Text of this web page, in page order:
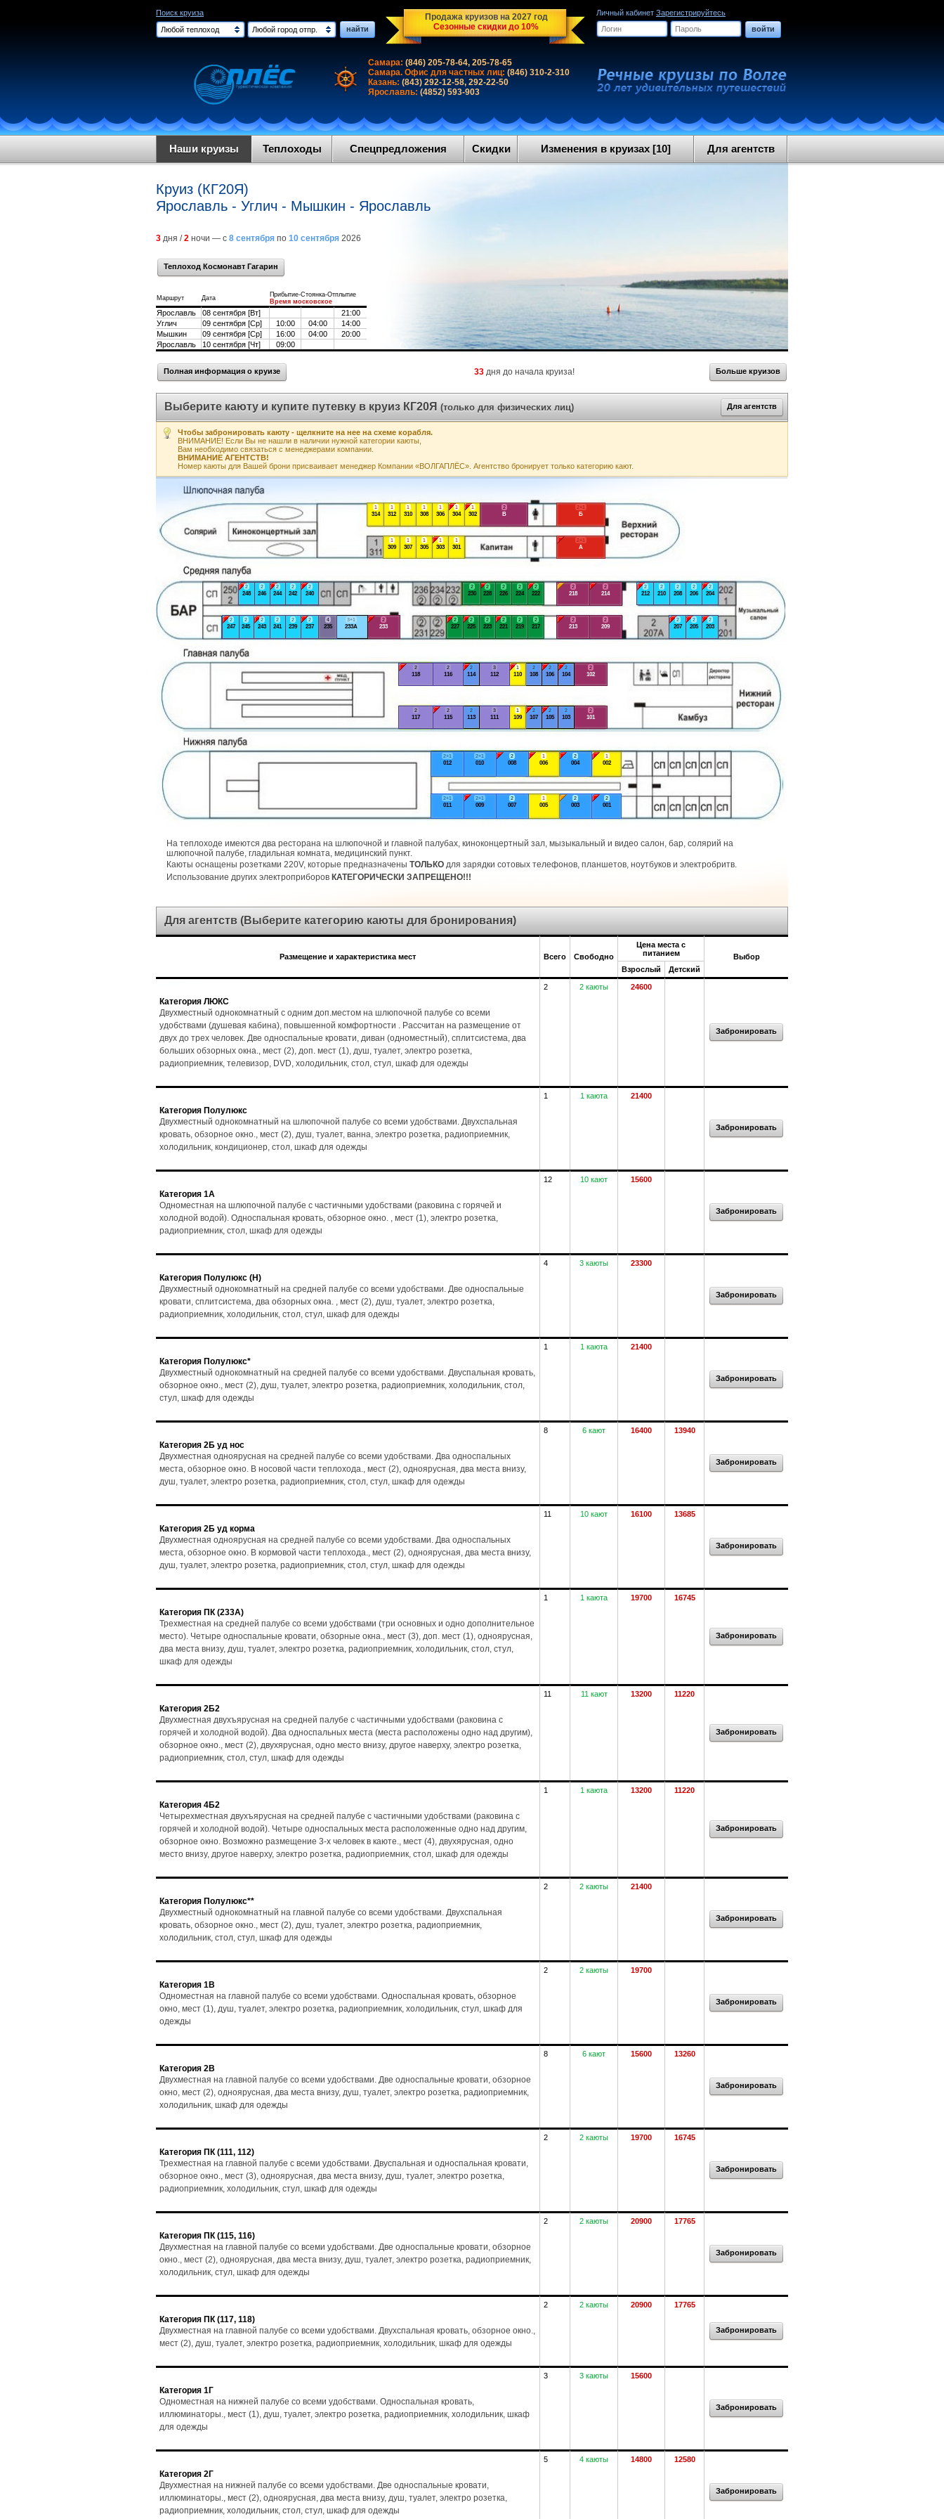
Поиск круиза
Любой теплоход
Любой город отпр. найти
Продажа круизов на 2027 год
Сезонные скидки до 10%
Личный кабинет Зарегистрируйтесь
войти
Самара: (846) 205-78-64, 205-78-65
Самара. Офис для частных лиц: (846) 310-2-310
Казань: (843) 292-12-58, 292-22-50
Ярославль: (4852) 593-903
Наши круизы Теплоходы Спецпредложения Скидки Изменения в круизах [10] Для агентств
Круиз (КГ20Я)
Ярославль - Углич - Мышкин - Ярославль
3 дня /2 ночи — с 8 сентября по 10 сентября 2026
Теплоход Космонавт Гагарин
Маршрут Дата
Прибытие-Стоянка-Отплытие
Время московское
Ярославль 08 сентября [Вт]
21:00
Углич
09 сентября [Ср] 10:00 04:00
14:00
Мышкин
09 сентября [Ср] 16:00 04:00
20:00
Ярославль
10 сентября [Чт] 09:00
Полная информация о круизе 33 дня до начала круиза! Больше круизов
Выберите каюту и купите путевку в круиз КГ20Я (только для физических лиц) Для агентств
Чтобы забронировать каюту - щелкните на нее на схеме корабля.
ВНИМАНИЕ! Если Вы не нашли в наличии нужной категории каюты,
Вам необходимо связаться с менеджерами компании.
ВНИМАНИЕ АГЕНТСТВ!
Номер каюты для Вашей брони присваивает менеджер Компании «ВОЛГАПЛЁС». Агентство бронирует только категорию кают.
2
001
1
002
2
003
2
004
1
005
1
006
2
007
2
008
2+1
009
2+1
010
2+1
011
2+1
012
2
101
2
102
2
103
2
104
2
105
2
106
2
107
2
108
1
109
1
110
3
111
3
112
2
113
2
114
2
115
2
116
2
117
2
118
2
203
2
204
2
205
2
206
2
207
2
208
2
209
2
210
2
212
2
213
2
214
2
217
2
218
2
219
2
221
2
222
2
223
2
224
2
225
2
226
2
227
2
228
2
230
2
233
3+1
233А
4
235
2
237
2
239
2
240
2
241
2
242
2
243
2
244
2
245
2
246
2
247
2
248
1
301
1
302
1
303
1
304
1
305
1
306
1
307
1
308
1
309
1
310
1
312
1
314
2+1
А
2+1
Б
2
В
На теплоходе имеются два ресторана на шлюпочной и главной палубах, киноконцертный зал, мызыкальный и видео салон, бар, солярий на
шлюпочной палубе, гладильная комната, медицинский пункт.
Каюты оснащены розетками 220V, которые предназначены ТОЛЬКО для зарядки сотовых телефонов, планшетов, ноутбуков и электробритв.
Использование других электроприборов КАТЕГОРИЧЕСКИ ЗАПРЕЩЕНО!!!
Для агентств (Выберите категорию каюты для бронирования)
Размещение и характеристика мест Всего Свободно
Цена места с
питанием
Выбор
Взрослый
Детский
Категория ЛЮКС
Двухместный однокомнатный с одним доп.местом на шлюпочной палубе со всеми
удобствами (душевая кабина), повышенной комфортности . Рассчитан на размещение от
двух до трех человек. Две односпальные кровати, диван (одноместный), сплитсистема, два
больших обзорных окна., мест (2), доп. мест (1), душ, туалет, электро розетка,
радиоприемник, телевизор, DVD, холодильник, стол, стул, шкаф для одежды
2 2 каюты 24600
Забронировать
Категория Полулюкс
Двухместный однокомнатный на шлюпочной палубе со всеми удобствами. Двухспальная
кровать, обзорное окно., мест (2), душ, туалет, ванна, электро розетка, радиоприемник,
холодильник, кондиционер, стол, шкаф для одежды
1 1 каюта 21400
Забронировать
Категория 1А
Одноместная на шлюпочной палубе с частичными удобствами (раковина с горячей и
холодной водой). Односпальная кровать, обзорное окно. , мест (1), электро розетка,
радиоприемник, стол, шкаф для одежды
12 10 кают 15600
Забронировать
Категория Полулюкс (Н)
Двухместный однокомнатный на средней палубе со всеми удобствами. Две односпальные
кровати, сплитсистема, два обзорных окна. , мест (2), душ, туалет, электро розетка,
радиоприемник, холодильник, стол, стул, шкаф для одежды
4 3 каюты 23300
Забронировать
Категория Полулюкс*
Двухместный однокомнатный на средней палубе со всеми удобствами. Двуспальная кровать,
обзорное окно., мест (2), душ, туалет, электро розетка, радиоприемник, холодильник, стол,
стул, шкаф для одежды
1 1 каюта 21400
Забронировать
Категория 2Б уд нос
Двухместная одноярусная на средней палубе со всеми удобствами. Два односпальных
места, обзорное окно. В носовой части теплохода., мест (2), одноярусная, два места внизу,
душ, туалет, электро розетка, радиоприемник, стол, стул, шкаф для одежды
8 6 кают 16400 13940
Забронировать
Категория 2Б уд корма
Двухместная одноярусная на средней палубе со всеми удобствами. Два односпальных
места, обзорное окно. В кормовой части теплохода., мест (2), одноярусная, два места внизу,
душ, туалет, электро розетка, радиоприемник, стол, стул, шкаф для одежды
11 10 кают 16100 13685
Забронировать
Категория ПК (233А)
Трехместная на средней палубе со всеми удобствами (три основных и одно дополнительное
место). Четыре односпальные кровати, обзорные окна., мест (3), доп. мест (1), одноярусная,
два места внизу, душ, туалет, электро розетка, радиоприемник, холодильник, стол, стул,
шкаф для одежды
1 1 каюта 19700 16745
Забронировать
Категория 2Б2
Двухместная двухъярусная на средней палубе с частичными удобствами (раковина с
горячей и холодной водой). Два односпальных места (места расположены одно над другим),
обзорное окно., мест (2), двухярусная, одно место внизу, другое наверху, электро розетка,
радиоприемник, стол, стул, шкаф для одежды
11 11 кают 13200 11220
Забронировать
Категория 4Б2
Четырехместная двухъярусная на средней палубе с частичными удобствами (раковина с
горячей и холодной водой). Четыре односпальных места расположенные одно над другим,
обзорное окно. Возможно размещение 3-х человек в каюте., мест (4), двухярусная, одно
место внизу, другое наверху, электро розетка, радиоприемник, стол, шкаф для одежды
1 1 каюта 13200 11220
Забронировать
Категория Полулюкс**
Двухместный однокомнатный на главной палубе со всеми удобствами. Двухспальная
кровать, обзорное окно., мест (2), душ, туалет, электро розетка, радиоприемник,
холодильник, стол, стул, шкаф для одежды
2 2 каюты 21400
Забронировать
Категория 1В
Одноместная на главной палубе со всеми удобствами. Односпальная кровать, обзорное
окно, мест (1), душ, туалет, электро розетка, радиоприемник, холодильник, стул, шкаф для
одежды
2 2 каюты 19700
Забронировать
Категория 2В
Двухместная на главной палубе со всеми удобствами. Две односпальные кровати, обзорное
окно, мест (2), одноярусная, два места внизу, душ, туалет, электро розетка, радиоприемник,
холодильник, шкаф для одежды
8 6 кают 15600 13260
Забронировать
Категория ПК (111, 112)
Трехместная на главной палубе с всеми удобствами. Двуспальная и односпальная кровати,
обзорное окно., мест (3), одноярусная, два места внизу, душ, туалет, электро розетка,
радиоприемник, холодильник, стул, шкаф для одежды
2 2 каюты 19700 16745
Забронировать
Категория ПК (115, 116)
Двухместная на главной палубе со всеми удобствами. Две односпальные кровати, обзорное
окно., мест (2), одноярусная, два места внизу, душ, туалет, электро розетка, радиоприемник,
холодильник, стул, шкаф для одежды
2 2 каюты 20900 17765
Забронировать
Категория ПК (117, 118)
Двухместная на главной палубе со всеми удобствами. Двухспальная кровать, обзорное окно.,
мест (2), душ, туалет, электро розетка, радиоприемник, холодильник, шкаф для одежды
2 2 каюты 20900 17765
Забронировать
Категория 1Г
Одноместная на нижней палубе со всеми удобствами. Односпальная кровать,
иллюминаторы., мест (1), душ, туалет, электро розетка, радиоприемник, холодильник, шкаф
для одежды
3 3 каюты 15600
Забронировать
Категория 2Г
Двухместная на нижней палубе со всеми удобствами. Две односпальные кровати,
иллюминаторы., мест (2), одноярусная, два места внизу, душ, туалет, электро розетка,
радиоприемник, холодильник, стол, стул, шкаф для одежды
5 4 каюты 14800 12580
Забронировать